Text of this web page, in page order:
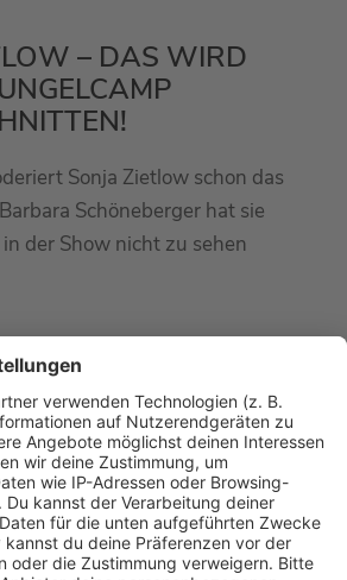
– DAS WIRD
Sonja Zietlow schon das
Schöneberger hat sie
der Show nicht zu sehen
GÄSTE: MEHR NEWS